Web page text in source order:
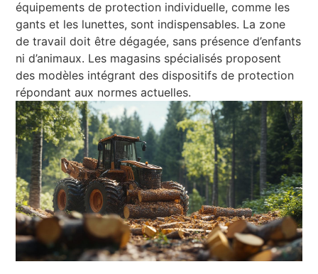
équipements de protection individuelle, comme les
gants et les lunettes, sont indispensables. La zone
de travail doit être dégagée, sans présence d’enfants
ni d’animaux. Les magasins spécialisés proposent
des modèles intégrant des dispositifs de protection
répondant aux normes actuelles.